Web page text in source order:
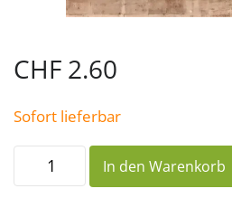
CHF 2.60
Sofort lieferbar
Friede
über
Israel
In den Warenkorb